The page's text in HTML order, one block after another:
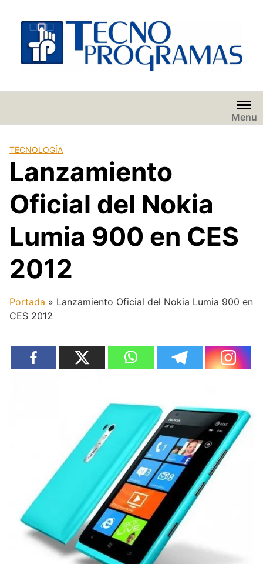
contenido
Menu
TECNOLOGÍA
Lanzamiento
Oficial del Nokia
Lumia 900 en CES
2012
Portada » Lanzamiento Oficial del Nokia Lumia 900 en
CES 2012